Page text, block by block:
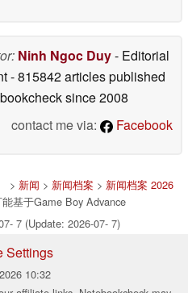
Ninh Ngoc Duy- Editorial
- 815842 articles published
since 2008
contact me via:
Facebook
> 新闻 > 新闻档案 > 新闻档案 2026
基于Game Boy Advance
7 (Update: 2026-07- 7)
Settings
10:32